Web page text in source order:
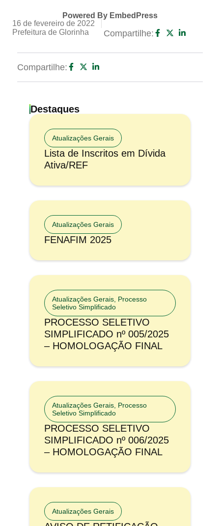
Powered By EmbedPress
16 de fevereiro de 2022
Prefeitura de Glorinha
Compartilhe:
Compartilhe:
Destaques
Atualizações Gerais
Lista de Inscritos em Dívida
Ativa/REF
Atualizações Gerais
FENAFIM 2025
Atualizações Gerais Processo
Seletivo Simplificado
PROCESSO SELETIVO
SIMPLIFICADO nº 005/2025
– HOMOLOGAÇÃO FINAL
Atualizações Gerais Processo
Seletivo Simplificado
PROCESSO SELETIVO
SIMPLIFICADO nº 006/2025
– HOMOLOGAÇÃO FINAL
Atualizações Gerais